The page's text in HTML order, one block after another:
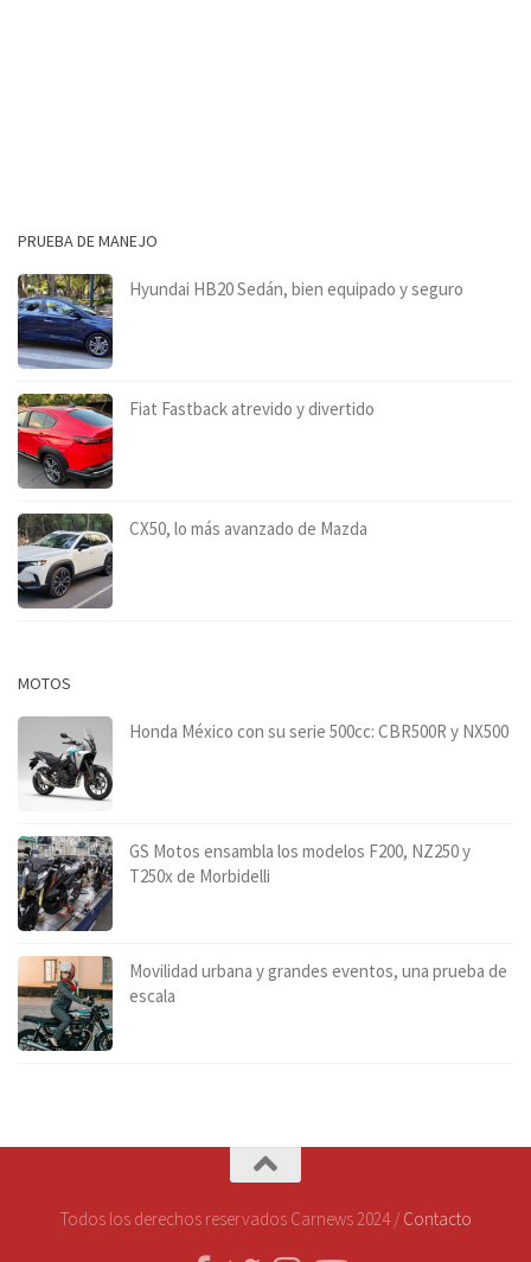
PRUEBA DE MANEJO
Hyundai HB20 Sedán, bien equipado y seguro
Fiat Fastback atrevido y divertido
CX50, lo más avanzado de Mazda
MOTOS
Honda México con su serie 500cc: CBR500R y NX500
GS Motos ensambla los modelos F200, NZ250 y
T250x de Morbidelli
Movilidad urbana y grandes eventos, una prueba de
escala
Todos los derechos reservados Carnews 2024 / Contacto